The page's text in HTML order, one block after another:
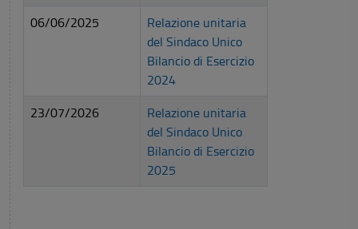
06/06/2025
Relazione unitaria
del Sindaco Unico
Bilancio di Esercizio
2024
23/07/2026
Relazione unitaria
del Sindaco Unico
Bilancio di Esercizio
2025